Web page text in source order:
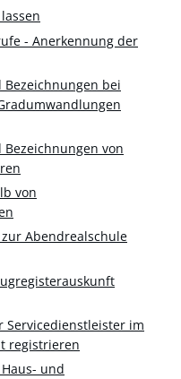
- Anerkennung der
Bezeichnungen bei
von
von
Abendrealschule
Servicedienstleister im
registrieren
und